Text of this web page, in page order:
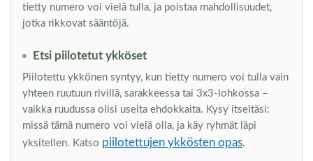
tietty numero voi vielä tulla, ja poistaa mahdollisuudet,
jotka rikkovat sääntöjä.
Etsi piilotetut ykköset
Piilotettu ykkönen syntyy, kun tietty numero voi tulla vain
yhteen ruutuun rivillä, sarakkeessa tai 3x3-lohkossa –
vaikka ruudussa olisi useita ehdokkaita. Kysy itseltäsi:
missä tämä numero voi vielä olla, ja käy ryhmät läpi
yksitellen. Katso piilotettujen ykkösten opas.